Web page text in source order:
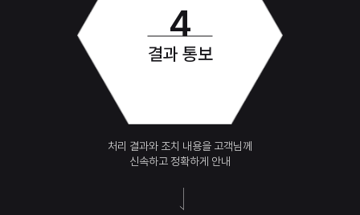
4
결과 통보
처리 결과와 조치 내용을 고객님께
신속하고 정확하게 안내